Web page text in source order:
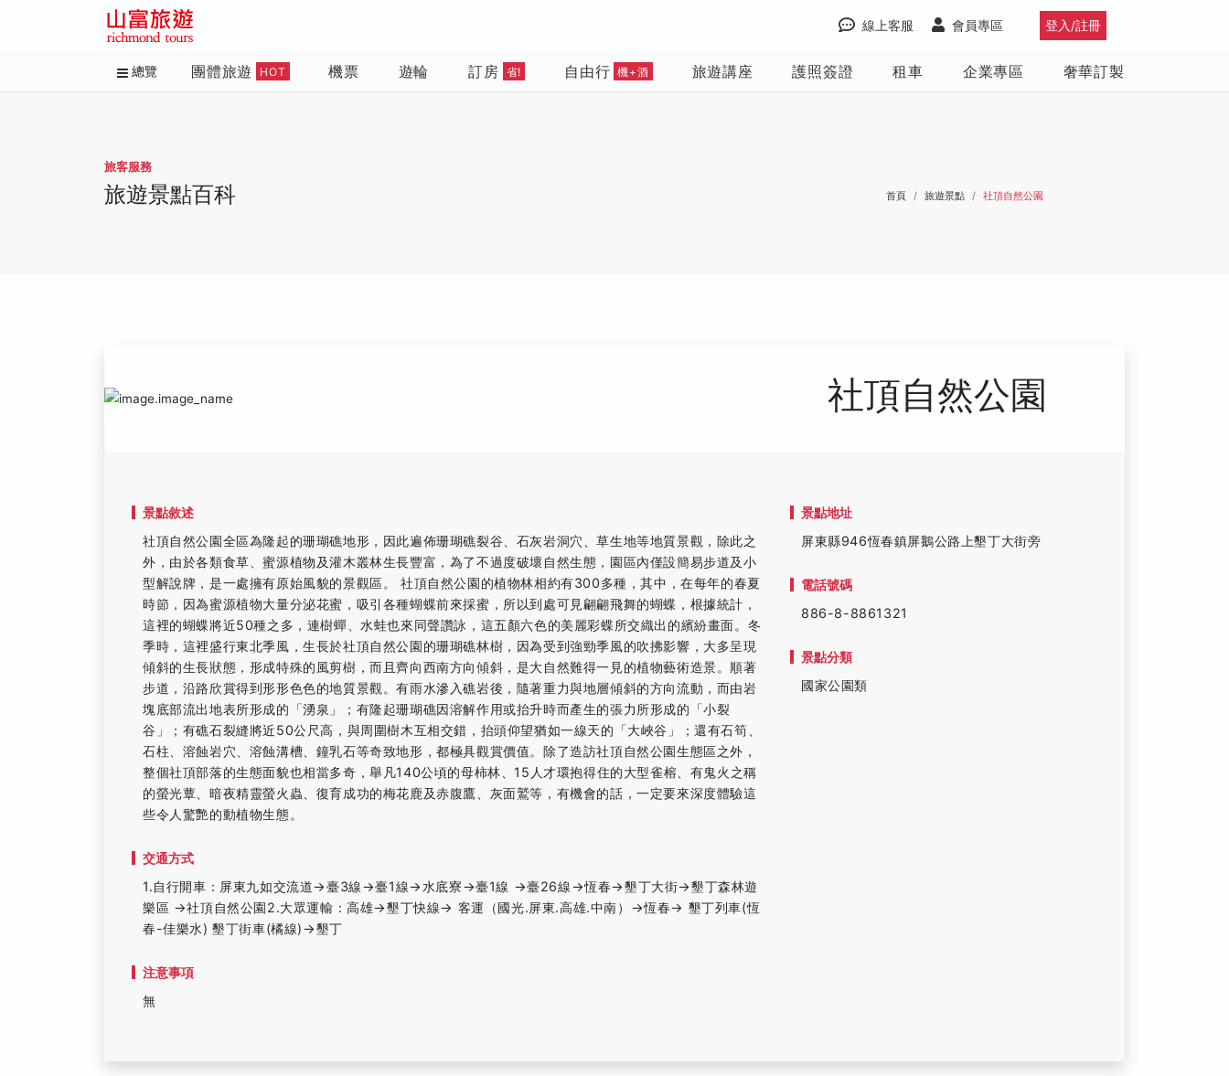
登入/註冊
會員專區
線上客服
總覽 團體旅遊 HOT 機票 遊輪 訂房 省! 自由行 機+酒 旅遊講座 護照簽證 租車 企業專區 奢華訂製
旅客服務
旅遊景點百科 首頁 旅遊景點 社頂自然公園
社頂自然公園
景點敘述
社頂自然公園全區為隆起的珊瑚礁地形，因此遍佈珊瑚礁裂谷、石灰岩洞穴、草生地等地質景觀，除此之
外，由於各類食草、蜜源植物及灌木叢林生長豐富，為了不過度破壞自然生態，園區內僅設簡易步道及小
型解說牌，是一處擁有原始風貌的景觀區。 社頂自然公園的植物林相約有300多種，其中，在每年的春夏
時節，因為蜜源植物大量分泌花蜜，吸引各種蝴蝶前來採蜜，所以到處可見翩翩飛舞的蝴蝶，根據統計，
這裡的蝴蝶將近50種之多，連樹蟬、水蛙也來同聲讚詠，這五顏六色的美麗彩蝶所交織出的繽紛畫面。冬
季時，這裡盛行東北季風，生長於社頂自然公園的珊瑚礁林樹，因為受到強勁季風的吹拂影響，大多呈現
傾斜的生長狀態，形成特殊的風剪樹，而且齊向西南方向傾斜，是大自然難得一見的植物藝術造景。順著
步道，沿路欣賞得到形形色色的地質景觀。有雨水滲入礁岩後，隨著重力與地層傾斜的方向流動，而由岩
塊底部流出地表所形成的「湧泉」；有隆起珊瑚礁因溶解作用或抬升時而產生的張力所形成的「小裂
谷」；有礁石裂縫將近50公尺高，與周圍樹木互相交錯，抬頭仰望猶如一線天的「大峽谷」；還有石筍、
石柱、溶蝕岩穴、溶蝕溝槽、鐘乳石等奇致地形，都極具觀賞價值。除了造訪社頂自然公園生態區之外，
整個社頂部落的生態面貌也相當多奇，舉凡140公頃的母柿林、15人才環抱得住的大型雀榕、有鬼火之稱
的螢光蕈、暗夜精靈螢火蟲、復育成功的梅花鹿及赤腹鷹、灰面鷲等，有機會的話，一定要來深度體驗這
些令人驚艷的動植物生態。
交通方式
1.自行開車：屏東九如交流道→臺3線→臺1線→水底寮→臺1線 →臺26線→恆春→墾丁大街→墾丁森林遊
樂區 →社頂自然公園2.大眾運輸：高雄→墾丁快線→ 客運（國光.屏東.高雄.中南）→恆春→ 墾丁列車(恆
春-佳樂水) 墾丁街車(橘線)→墾丁
注意事項
無
景點地址
屏東縣946恆春鎮屏鵝公路上墾丁大街旁
電話號碼
886-8-8861321
景點分類
國家公園類